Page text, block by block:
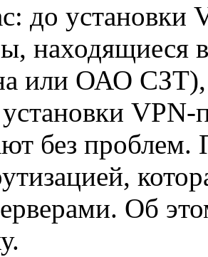
до
находящиеся
или ОАО
без
Об